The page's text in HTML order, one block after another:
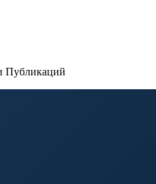
Публикаций